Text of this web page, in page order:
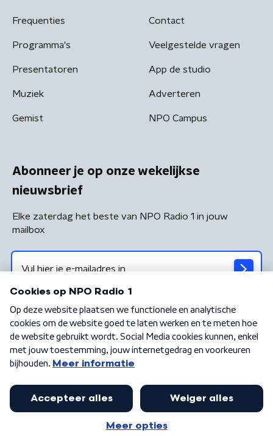
Frequenties
Programma's
Presentatoren
Muziek
Gemist
Contact
Veelgestelde vragen
App de studio
Adverteren
NPO Campus
Abonneer je op onze wekelijkse
nieuwsbrief
Elke zaterdag het beste van NPO Radio 1 in jouw
mailbox
Algemene voorwaarden